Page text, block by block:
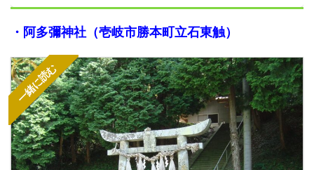
・阿多彌神社（壱岐市勝本町立石東触）
一緒に読む